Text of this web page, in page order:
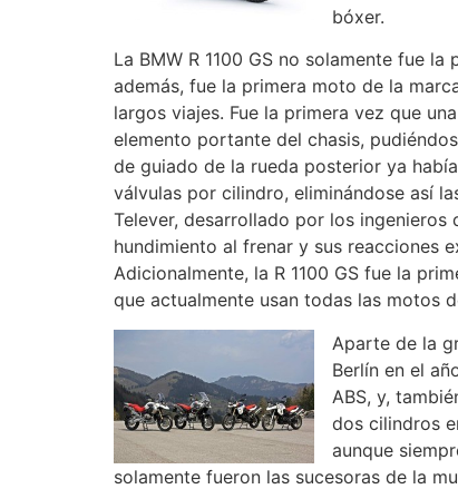
bóxer.
La BMW R 1100 GS no solamente fue
además, fue la primera moto de la
largos viajes. Fue la primera vez que
elemento portante del chasis,
de guiado de la rueda posterior ya
válvulas por cilindro, eliminándose así
Telever, desarrollado por los
hundimiento al frenar y sus reacciones
Adicionalmente, la R 1100 GS fue la
que actualmente usan todas las motos
Aparte de la
Berlín en el
ABS, y,
dos cilindros
aunque
solamente fueron las sucesoras de la